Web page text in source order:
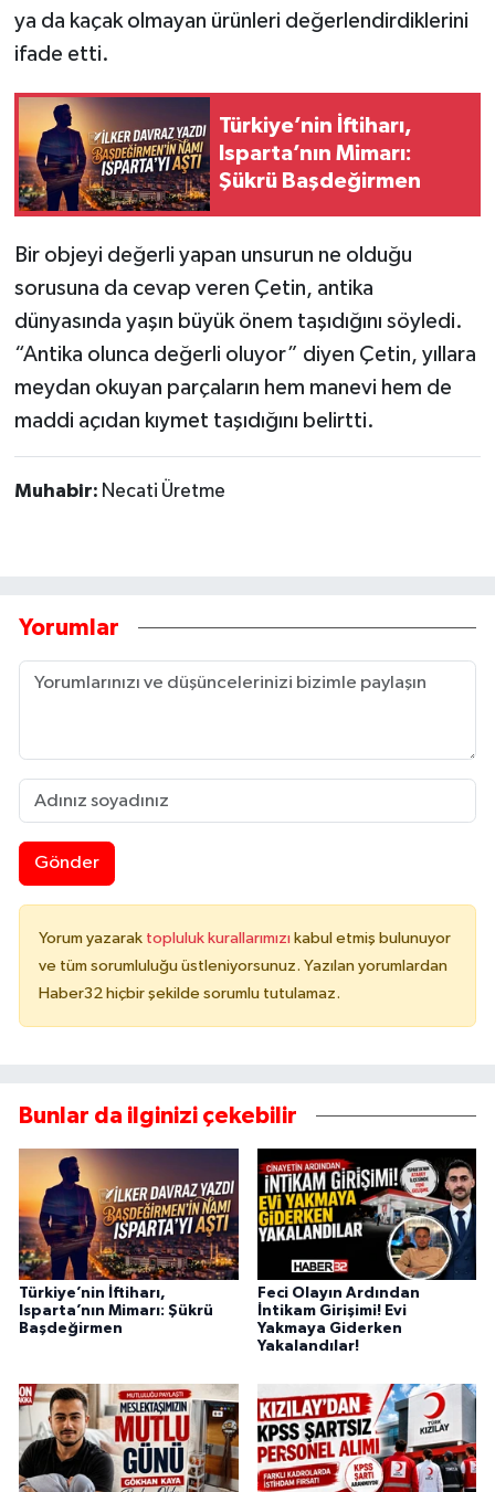
ya da kaçak olmayan ürünleri değerlendirdiklerini
ifade etti.
Türkiye’nin İftiharı,
Isparta’nın Mimarı:
Şükrü Başdeğirmen
Bir objeyi değerli yapan unsurun ne olduğu
sorusuna da cevap veren Çetin, antika
dünyasında yaşın büyük önem taşıdığını söyledi.
“Antika olunca değerli oluyor” diyen Çetin, yıllara
meydan okuyan parçaların hem manevi hem de
maddi açıdan kıymet taşıdığını belirtti.
Muhabir: Necati Üretme
Yorumlar
Gönder
Yorum yazarak topluluk kurallarımızı kabul etmiş bulunuyor
ve tüm sorumluluğu üstleniyorsunuz. Yazılan yorumlardan
Haber32 hiçbir şekilde sorumlu tutulamaz.
Bunlar da ilginizi çekebilir
Türkiye’nin İftiharı,
Isparta’nın Mimarı: Şükrü
Başdeğirmen
Feci Olayın Ardından
İntikam Girişimi! Evi
Yakmaya Giderken
Yakalandılar!